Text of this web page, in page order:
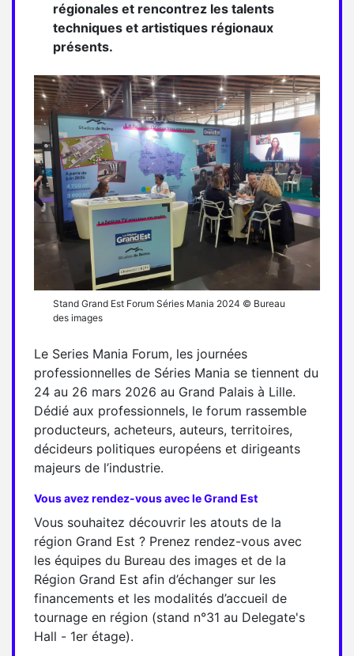
régionales et rencontrez les talents
techniques et artistiques régionaux
présents.
Stand Grand Est Forum Séries Mania 2024 © Bureau
des images
Le Series Mania Forum, les journées
professionnelles de Séries Mania se tiennent du
24 au 26 mars 2026 au Grand Palais à Lille.
Dédié aux professionnels, le forum rassemble
producteurs, acheteurs, auteurs, territoires,
décideurs politiques européens et dirigeants
majeurs de l’industrie.
Vous avez rendez-vous avec le Grand Est
Vous souhaitez découvrir les atouts de la
région Grand Est ? Prenez rendez-vous avec
les équipes du Bureau des images et de la
Région Grand Est afin d’échanger sur les
financements et les modalités d’accueil de
tournage en région (stand n°31 au Delegate's
Hall - 1er étage).